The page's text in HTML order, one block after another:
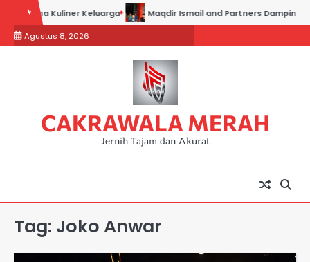
content
Usaha Kuliner Keluarga Maqdir Ismail and Partners Dampingi
Agustus 8, 2026
CAKRAWALA MERAH
Jernih Tajam dan Akurat
Tag: Joko Anwar